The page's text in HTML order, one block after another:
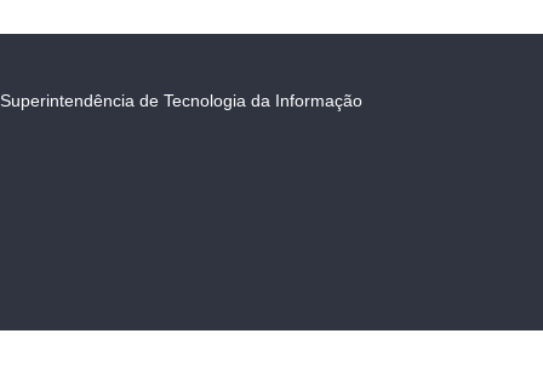
Superintendência de Tecnologia da Informação